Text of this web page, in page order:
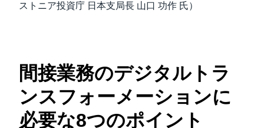
ストニア投資庁 日本支局長 山口 功作 氏）
間接業務のデジタルトラ
ンスフォーメーションに
必要な8つのポイント